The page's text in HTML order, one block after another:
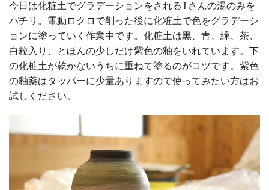
今日は化粧土でグラデーションをされるTさんの湯のみを
パチリ。電動ロクロで削った後に化粧土で色をグラデーシ
ョンに塗っていく作業中です。化粧土は黒、青、緑、茶、
白粒入り、とほんの少しだけ紫色の釉をいれています。下
の化粧土が乾かないうちに重ねて塗るのがコツです。紫色
の釉薬はタッパーに少量ありますので使ってみたい方はお
試しください。